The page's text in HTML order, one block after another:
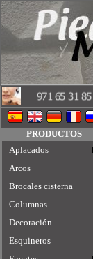
PRODUCTOS
Aplacados
Arcos
Brocales cisterna
Columnas
Decoración
Esquineros